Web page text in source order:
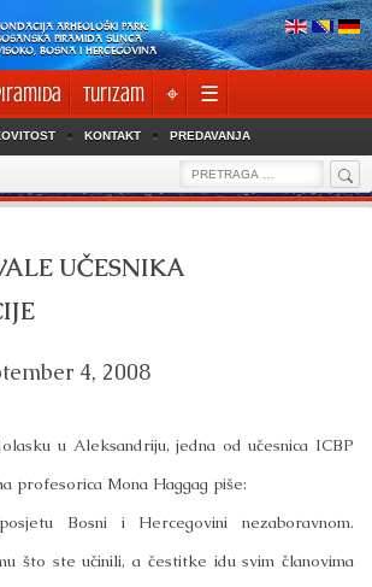
ARHEOLOŠKI PARK:
PIRAMIDA SUNCA
BOSNA I HERCEGOVINA
Turizam ⌖ ☰
KONTAKT PREDAVANJA
Search
for:
UČESNIKA
4, 2008
u Aleksandriju, jedna od učesnica ICBP
profesorica Mona Haggag piše:
Bosni i Hercegovini nezaboravnom.
što ste učinili, a čestitke idu svim članovima